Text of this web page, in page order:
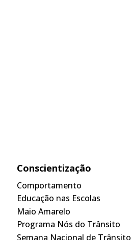
Conscientização
Comportamento
Educação nas Escolas
Maio Amarelo
Programa Nós do Trânsito
Semana Nacional de Trânsito